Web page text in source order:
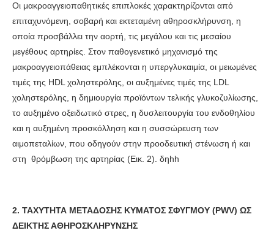
Οι μακροαγγειοπαθητικές επιπλοκές χαρακτηρίζονται από
επιταχυνόμενη, σοβαρή και εκτεταμένη αθηροσκλήρυνση, η
οποία προσβάλλει την αορτή, τις μεγάλου και τις μεσαίου
μεγέθους αρτηρίες. Στον παθογενετικό μηχανισμό της
μακροαγγειοπάθειας εμπλέκονται η υπεργλυκαιμία, οι μειωμένες
τιμές της HDL χοληστερόλης, οι αυξημένες τιμές της LDL
χοληστερόλης, η δημιουργία προϊόντων τελικής γλυκοζυλίωσης,
το αυξημένο οξειδωτικό στρες, η δυσλειτουργία του ενδοθηλίου
και η αυξημένη προσκόλληση και η συσσώρευση των
αιμοπεταλίων, που οδηγούν στην προοδευτική στένωση ή και
στη θρόμβωση της αρτηρίας (Εικ. 2). δηhh
2. ΤΑΧΥΤΗΤΑ ΜΕΤΑΔΟΣΗΣ ΚΥΜΑΤΟΣ ΣΦΥΓΜΟΥ (PWV) ΩΣ
ΔΕΙΚΤΗΣ ΑΘΗΡΟΣΚΛΗΡΥΝΣΗΣ